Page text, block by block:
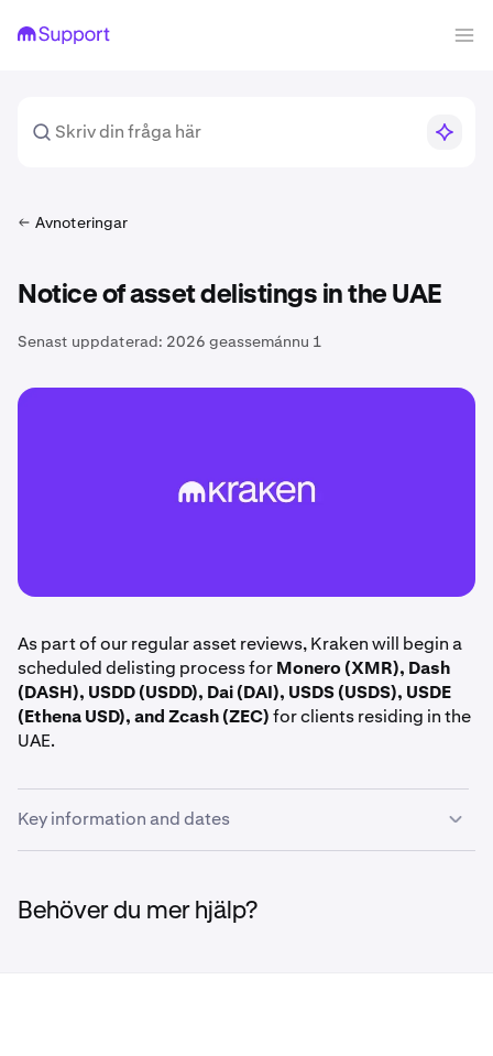
Avnoteringar
Notice of asset delistings in the UAE
Senast uppdaterad: 2026 geassemánnu 1
As part of our regular asset reviews, Kraken will begin a
scheduled delisting process forMonero (XMR), Dash
(DASH), USDD (USDD), Dai (DAI), USDS (USDS), USDE
(Ethena USD), and Zcash (ZEC)for clients residing in the
UAE.
Key information and dates
closed.
Behöver du mer hjälp?